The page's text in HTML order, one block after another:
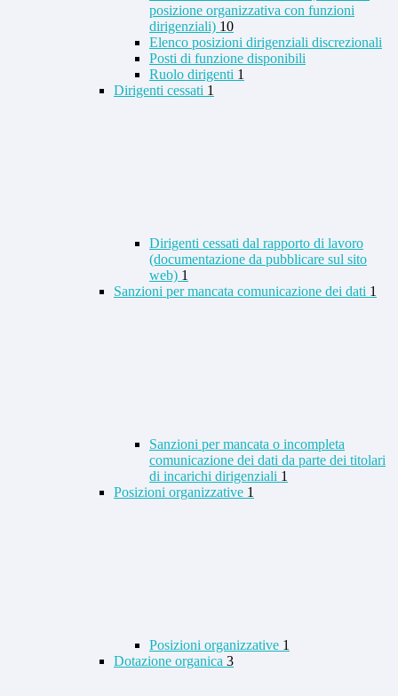
posizione organizzativa con funzioni
dirigenziali) 10
Elenco posizioni dirigenziali discrezionali
Posti di funzione disponibili
Ruolo dirigenti 1
Dirigenti cessati 1
Dirigenti cessati dal rapporto di lavoro
(documentazione da pubblicare sul sito
web) 1
Sanzioni per mancata comunicazione dei dati 1
Sanzioni per mancata o incompleta
comunicazione dei dati da parte dei titolari
di incarichi dirigenziali 1
Posizioni organizzative 1
Posizioni organizzative 1
Dotazione organica 3